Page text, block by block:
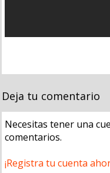
Deja tu comentario
Necesitas tener una
comentarios.
¡Registra tu cuenta